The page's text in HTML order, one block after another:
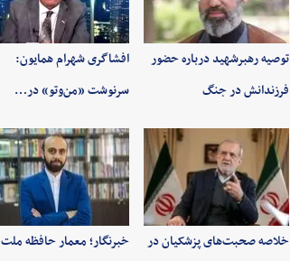
توصیه رهبرشهید درباره حضور
فرزندانش در جنگ
افشاگری شهرام همایون:
سرنوشت «من‌وتو» در…
خلاصه صحبت‌های پزشکیان در
خبرنگار؛ معمار حافظه ملت